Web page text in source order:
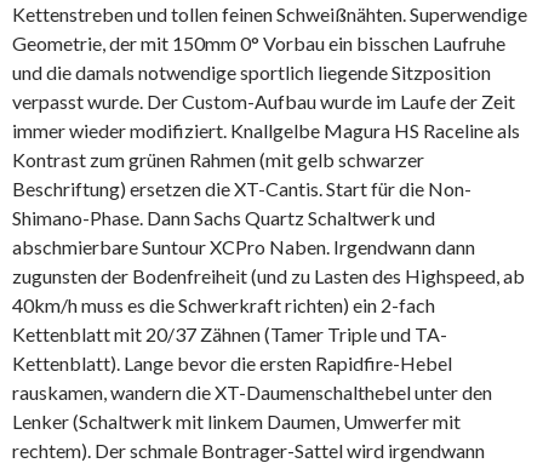
Kettenstreben und tollen feinen Schweißnähten. Superwendige
Geometrie, der mit 150mm 0° Vorbau ein bisschen Laufruhe
und die damals notwendige sportlich liegende Sitzposition
verpasst wurde. Der Custom-Aufbau wurde im Laufe der Zeit
immer wieder modifiziert. Knallgelbe Magura HS Raceline als
Kontrast zum grünen Rahmen (mit gelb schwarzer
Beschriftung) ersetzen die XT-Cantis. Start für die Non-
Shimano-Phase. Dann Sachs Quartz Schaltwerk und
abschmierbare Suntour XCPro Naben. Irgendwann dann
zugunsten der Bodenfreiheit (und zu Lasten des Highspeed, ab
40km/h muss es die Schwerkraft richten) ein 2-fach
Kettenblatt mit 20/37 Zähnen (Tamer Triple und TA-
Kettenblatt). Lange bevor die ersten Rapidfire-Hebel
rauskamen, wandern die XT-Daumenschalthebel unter den
Lenker (Schaltwerk mit linkem Daumen, Umwerfer mit
rechtem). Der schmale Bontrager-Sattel wird irgendwann